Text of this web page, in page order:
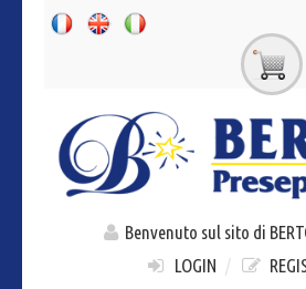
Benvenuto sul sito di
LOGIN /